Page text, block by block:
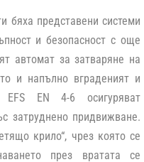
бяха представени системи
и безопасност с още
автомат за затваряне на
и напълно вграденият и
EFS EN 4-6 осигуряват
затруднено придвижване.
крило“, чрез която се
през вратата се